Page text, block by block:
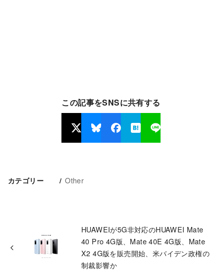
この記事をSNSに共有する
カテゴリー Other
HUAWEIが5G非対応のHUAWEI Mate
40 Pro 4G版、Mate 40E 4G版、Mate
X2 4G版を販売開始、米バイデン政権の
制裁影響か